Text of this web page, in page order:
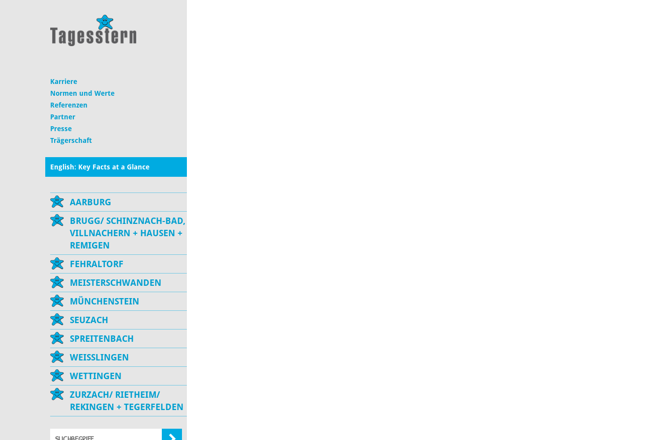
Karriere
Normen und Werte
Referenzen
Partner
Presse
Trägerschaft
English: Key Facts at a Glance
AARBURG
BRUGG/ SCHINZNACH-BAD,
VILLNACHERN + HAUSEN +
REMIGEN
FEHRALTORF
MEISTERSCHWANDEN
MÜNCHENSTEIN
SEUZACH
SPREITENBACH
WEISSLINGEN
WETTINGEN
ZURZACH/ RIETHEIM/
REKINGEN + TEGERFELDEN